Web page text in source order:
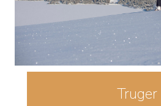
Truger